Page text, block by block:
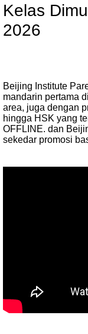
Kelas
2026
Beijing Institute
mandarin pertama
area, juga dengan
hingga HSK yang
OFFLINE. dan
sekedar promosi